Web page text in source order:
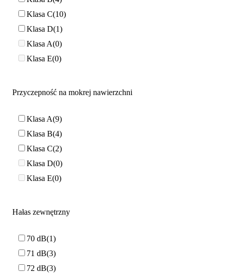
Klasa C 10
Klasa D 1
Klasa A 0
Klasa E 0
Przyczepność na mokrej nawierzchni
Klasa A 9
Klasa B 4
Klasa C 2
Klasa D 0
Klasa E 0
Hałas zewnętrzny
70 dB 1
71 dB 3
72 dB 3